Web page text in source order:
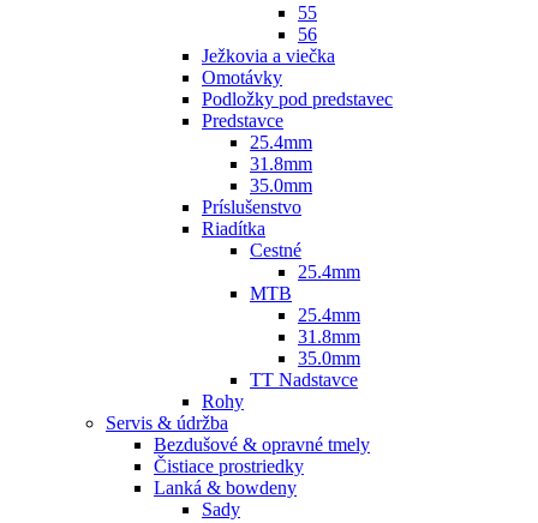
55
56
Ježkovia a viečka
Omotávky
Podložky pod predstavec
Predstavce
25.4mm
31.8mm
35.0mm
Príslušenstvo
Riadítka
Cestné
25.4mm
MTB
25.4mm
31.8mm
35.0mm
TT Nadstavce
Rohy
Servis & údržba
Bezdušové & opravné tmely
Čistiace prostriedky
Lanká & bowdeny
Sady